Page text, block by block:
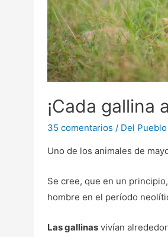
¡Cada gallina
35 comentarios / Del Pueblo
Uno de los animales de
Se cree, que en un
hombre en el período
Las gallinasvivían alrededor